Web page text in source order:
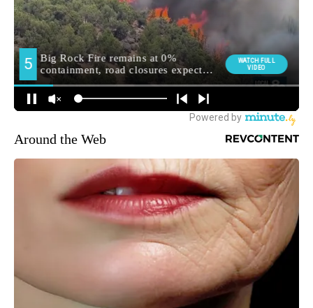
Around the Web